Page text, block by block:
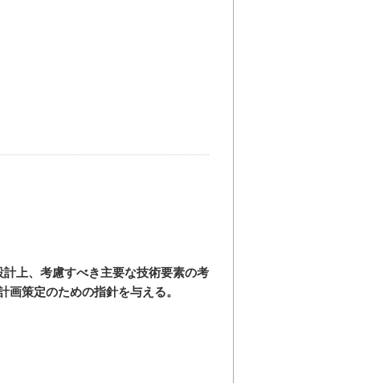
上、考慮すべき主要な技術要素の考
策定のための指針を与える。